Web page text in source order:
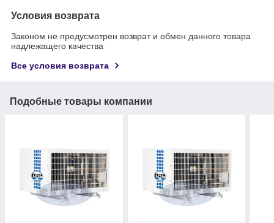
Условия возврата
Законом не предусмотрен возврат и обмен данного товара
надлежащего качества
Все условия возврата
Подобные товары компании